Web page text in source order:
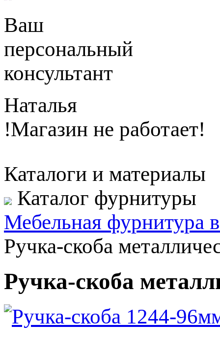
Ваш
персональный
консультант
Наталья
!Магазин не работает!
Каталоги и материалы
Каталог фурнитуры
Мебельная фурнитура
Ручка-скоба
Ручка-скоба